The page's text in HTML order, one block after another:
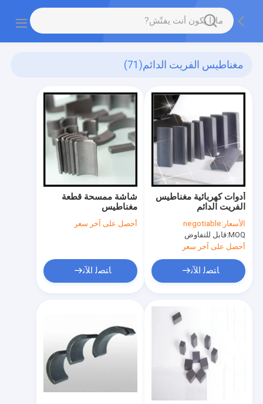
مغناطيس الفريت الدائم(71)
شاشة ممسحة قطعة
مغناطيس
أحصل على آخر سعر
ﺎﺘﺼﻟ ﺍﻶﻧ
أدوات كهربائية مغناطيس
الفريت الدائم
الأسعار:negotiable
MOQ: قابل للتفاوض
أحصل على آخر سعر
ﺎﺘﺼﻟ ﺍﻶﻧ